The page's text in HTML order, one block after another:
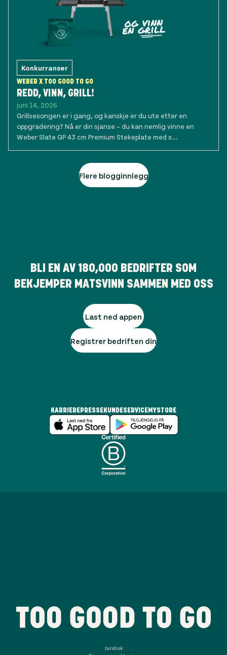
Konkurranser
WEBER X TOO GOOD TO GO
REDD, VINN, GRILL!
juni 14, 2026
Grillsesongen er i gang, og kanskje er du ute etter en
oppgradering? Nå er din sjanse – du kan nemlig vinne en
Weber Slate GP 43 cm Premium Stekeplate med s...
Flere blogginnlegg
BLI EN AV 180,000 BEDRIFTER SOM
BEKJEMPER MATSVINN SAMMEN MED OSS
Last ned appen
Registrer bedriften din
KARRIERE PRESSE KUNDESERVICE MYSTORE
Juridisk